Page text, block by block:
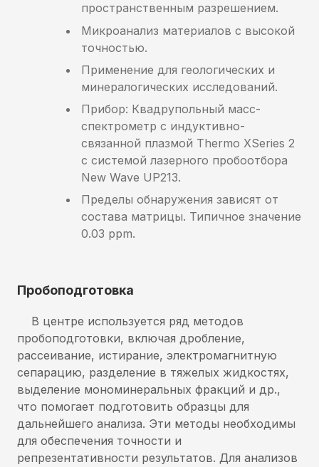
пространственным разрешением.
Микроанализ материалов с высокой
точностью.
Применение для геологических и
минералогических исследований.
Прибор: Квадрупольный масс-
спектрометр с индуктивно-
связанной плазмой Thermo XSeries 2
с системой лазерного пробоотбора
New Wave UP213.
Пределы обнаружения зависят от
состава матрицы. Типичное значение
0.03 ppm.
Пробоподготовка
В центре используется ряд методов
пробоподготовки, включая дробление,
рассеивание, истирание, электромагнитную
сепарацию, разделение в тяжелых жидкостях,
выделение мономинеральных фракций и др.,
что помогает подготовить образцы для
дальнейшего анализа. Эти методы необходимы
для обеспечения точности и
репрезентативности результатов. Для анализов